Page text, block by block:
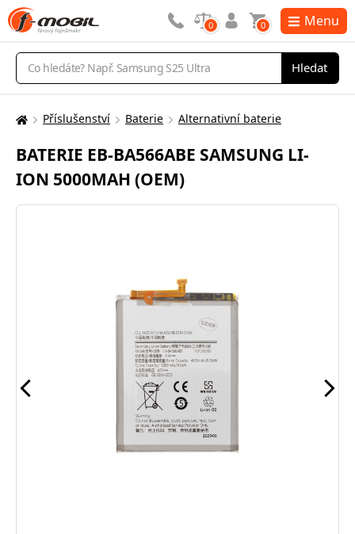
Vyhledávání
Hledat
0 0 Menu
Zde
nacházíte:
Příslušenství Baterie Alternativní baterie
BATERIE EB-BA566ABE SAMSUNG LI-
ION 5000MAH (OEM)